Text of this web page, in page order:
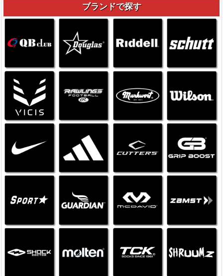
ブランドで探す